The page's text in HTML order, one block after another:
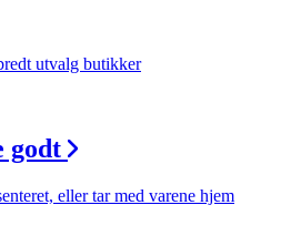
utvalg butikker
godt
eller tar med varene hjem